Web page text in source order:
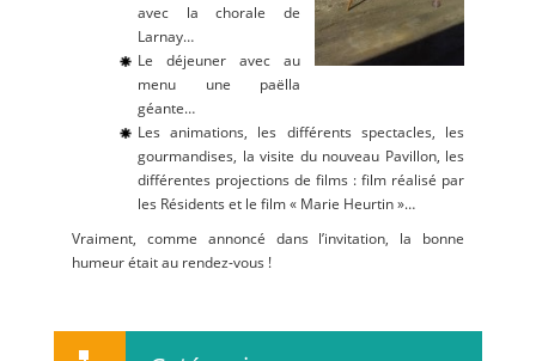
avec la chorale de
Larnay…
Le déjeuner avec au
menu une paëlla
géante…
Les animations, les différents spectacles, les
gourmandises, la visite du nouveau Pavillon, les
différentes projections de films : film réalisé par
les Résidents et le film « Marie Heurtin »…
Vraiment, comme annoncé dans l’invitation, la bonne
humeur était au rendez-vous !